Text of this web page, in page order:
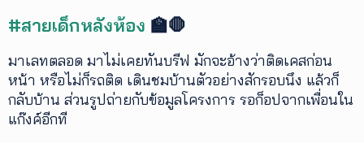
#สายเด็กหลังห้อง 🏫🛑
มาเลทตลอด มาไม่เคยทันบรีฟ มักจะอ้างว่าติดเคสก่อน
หน้า หรือไม่ก็รถติด เดินชมบ้านตัวอย่างสักรอบนึง แล้วก็
กลับบ้าน ส่วนรูปถ่ายกับข้อมูลโครงการ รอก็อปจากเพื่อนใน
แก๊งค์อีกที